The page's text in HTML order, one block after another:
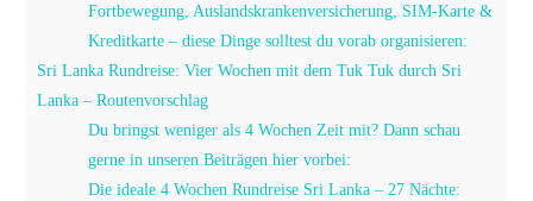
Fortbewegung, Auslandskrankenversicherung, SIM-Karte &
Kreditkarte – diese Dinge solltest du vorab organisieren:
Sri Lanka Rundreise: Vier Wochen mit dem Tuk Tuk durch Sri
Lanka – Routenvorschlag
Du bringst weniger als 4 Wochen Zeit mit? Dann schau
gerne in unseren Beiträgen hier vorbei:
Die ideale 4 Wochen Rundreise Sri Lanka – 27 Nächte: